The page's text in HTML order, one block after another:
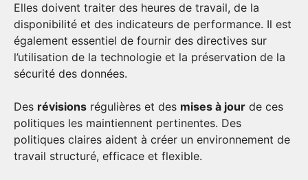
Elles doivent traiter des heures de travail, de la
disponibilité et des indicateurs de performance. Il est
également essentiel de fournir des directives sur
l’utilisation de la technologie et la préservation de la
sécurité des données.
Des révisions régulières et des mises à jour de ces
politiques les maintiennent pertinentes. Des
politiques claires aident à créer un environnement de
travail structuré, efficace et flexible.